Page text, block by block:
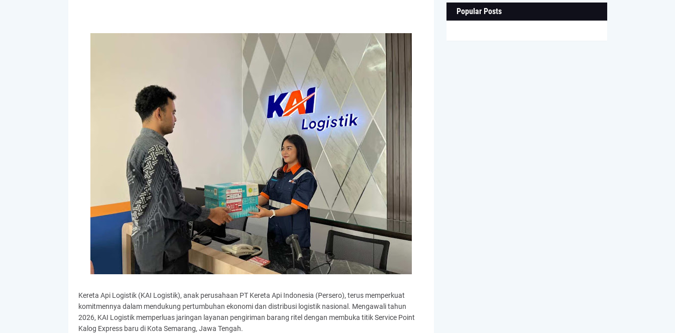
Kereta Api Logistik (KAI Logistik), anak perusahaan PT Kereta Api Indonesia (Persero), terus memperkuat
komitmennya dalam mendukung pertumbuhan ekonomi dan distribusi logistik nasional. Mengawali tahun
2026, KAI Logistik memperluas jaringan layanan pengiriman barang ritel dengan membuka titik Service Point
Kalog Express baru di Kota Semarang, Jawa Tengah.
Popular Posts